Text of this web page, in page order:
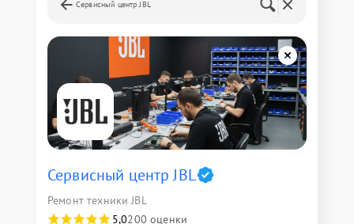
Сервисный центр JBL
Сервисный центр JBL
Ремонт техники JBL
5,0200 оценки